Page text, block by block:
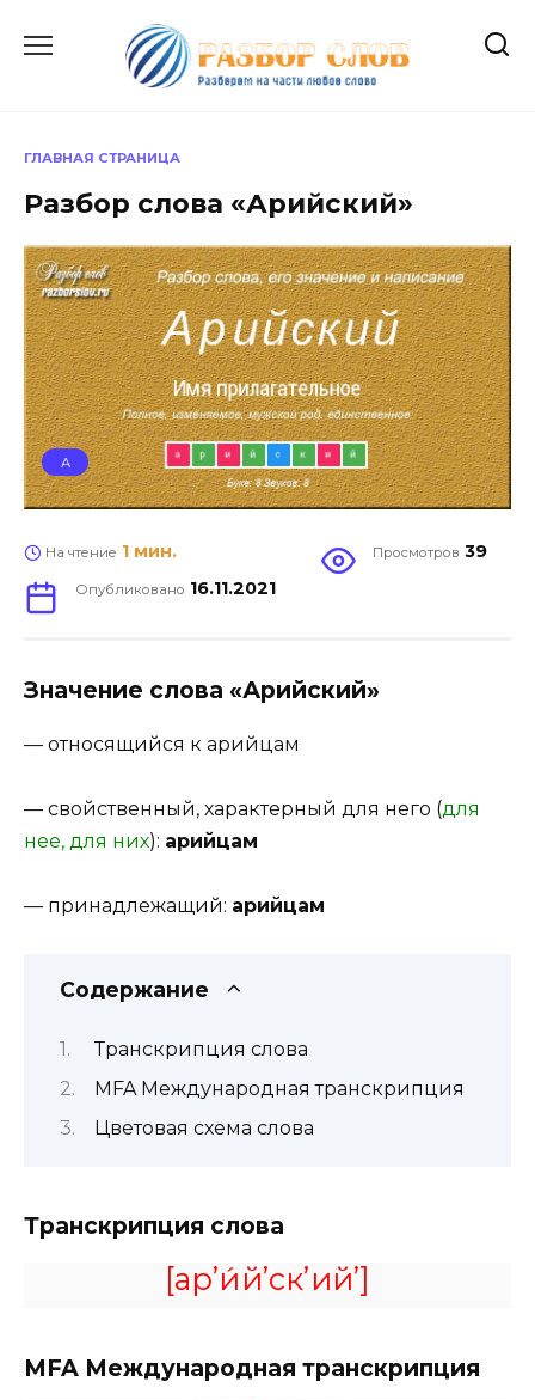
содержанию
ГЛАВНАЯ СТРАНИЦА
Разбор слова «Арийский»
А
На чтение 1 мин. Просмотров 39
Опубликовано 16.11.2021
Значение слова «Арийский»
— относящийся к арийцам
— свойственный, характерный для него (для
нее, для них): арийцам
— принадлежащий: арийцам
Содержание
Транскрипция слова
MFA Международная транскрипция
Цветовая схема слова
Транскрипция слова
[ар’и́й’ск’ий’]
MFA Международная транскрипция